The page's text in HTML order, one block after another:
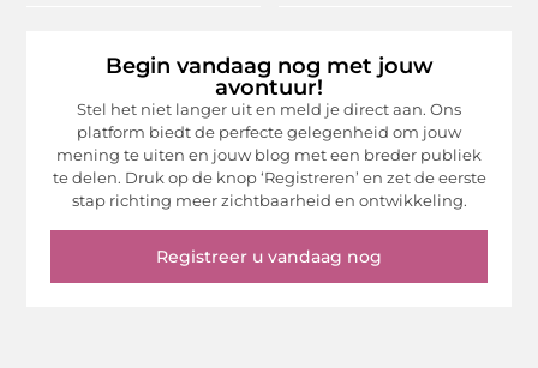
Begin vandaag nog met jouw
avontuur!
Stel het niet langer uit en meld je direct aan. Ons
platform biedt de perfecte gelegenheid om jouw
mening te uiten en jouw blog met een breder publiek
te delen. Druk op de knop ‘Registreren’ en zet de eerste
stap richting meer zichtbaarheid en ontwikkeling.
Registreer u vandaag nog